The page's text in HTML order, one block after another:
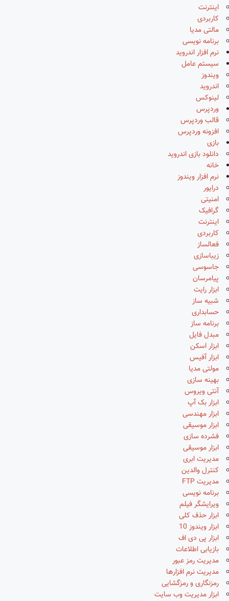
اینترنت
کاربردی
مالتی مدیا
برنامه نویسی
نرم افزار اندروید
سیستم عامل
ویندوز
اندروید
لینوکس
وردپرس
قالب وردپرس
افزونه وردپرس
بازی
دانلود بازی اندروید
خانه
نرم افزار ویندوز
درایور
امنیتی
گرافیک
اینترنت
کاربردی
فعالساز
زیباسازی
جاسوسی
پیامرسان
ابزار رایت
شبیه ساز
حسابداری
برنامه ساز
مبدل فایل
ابزار اسکن
ابزار آفیس
مولتی مدیا
بهینه سازی
آنتی ویروس
ابزار بک آپ
ابزار مهندسی
ابزار موسیقی
فشرده سازی
ابزار موسیقی
مدیریت ابری
کنترل والدین
مدیریت FTP
برنامه نویسی
ویرایشگر فیلم
ابزار حذف کلی
ابزار ویندوز 10
ابزار پی دی اف
بازیابی اطلاعات
مدیریت رمز عبور
مدیریت نرم افزارها
رمزنگاری و رمزگشایی
ابزار مدیریت وب سایت